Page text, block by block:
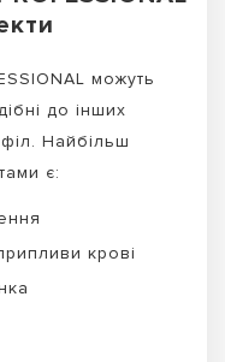
можуть
до інших
Найбільш
є:
крові